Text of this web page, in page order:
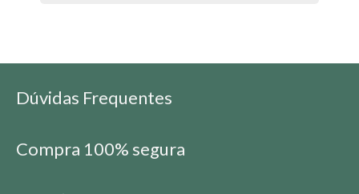
Dúvidas Frequentes
Compra 100% segura